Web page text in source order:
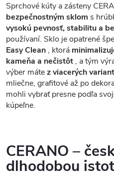
Sprchové kúty a zásteny
bezpečnostným sklom s
vysokú pevnosť, stabilitu a
používaní. Sklo je opatrené
Easy Clean , ktorá
kameňa a nečistôt , a tým
výber mátez viacerých
mliečne, grafitové až po
mohli vybrať presne podľa
kúpeľne.
CERANO –
dlhodobou